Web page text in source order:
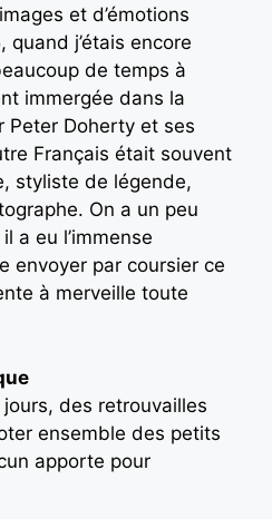
et d’émotions
j’étais encore
de temps à
immergée dans la
Peter Doherty et ses
Français était souvent
styliste de légende,
On a un peu
a eu l’immense
envoyer par coursier ce
à merveille toute
des retrouvailles
ensemble des petits
apporte pour